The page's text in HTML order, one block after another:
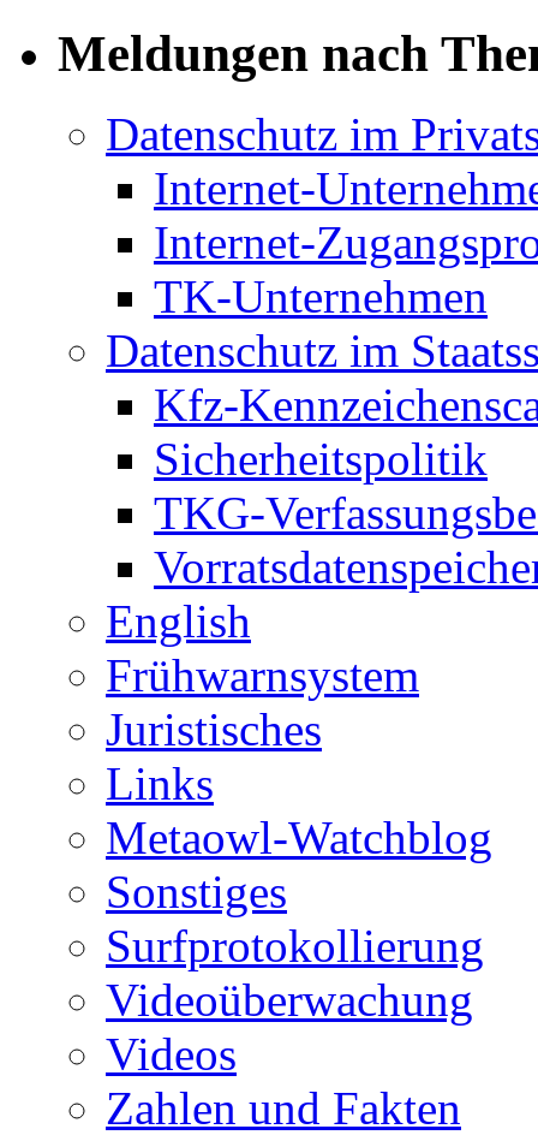
Meldungen nach
Datenschutz im
Internet-
Internet-
TK-Unternehmen
Datenschutz im
Kfz-
Sicherheitspolitik
TKG-
English
Frühwarnsystem
Juristisches
Links
Metaowl-Watchblog
Sonstiges
Surfprotokollierung
Videoüberwachung
Videos
Zahlen und Fakten